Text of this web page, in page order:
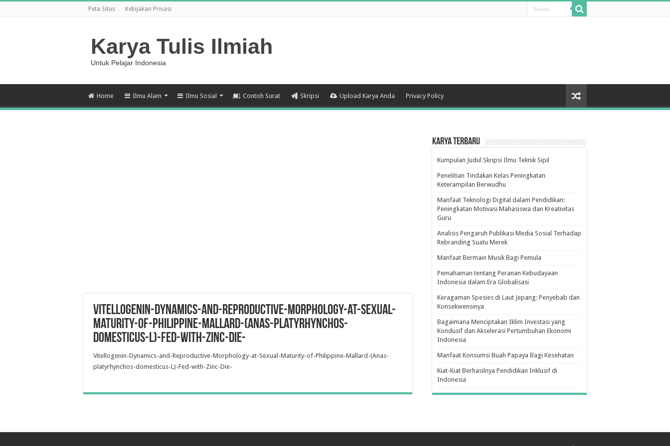
Peta Situs Kebijakan Privasi
Karya Tulis Ilmiah
Untuk Pelajar Indonesia
Home Ilmu Alam Ilmu Sosial Contoh Surat Skripsi Upload Karya Anda Privacy Policy
Vitellogenin-Dynamics-and-Reproductive-Morphology-at-Sexual-
Maturity-of-Philippine-Mallard-(Anas-platyrhynchos-
domesticus-L)-Fed-with-Zinc-Die-
Vitellogenin-Dynamics-and-Reproductive-Morphology-at-Sexual-Maturity-of-Philippine-Mallard-(Anas-
platyrhynchos-domesticus-L)-Fed-with-Zinc-Die-
Karya Terbaru
Kumpulan Judul Skripsi Ilmu Teknik Sipil
Penelitian Tindakan Kelas Peningkatan
Keterampilan Berwudhu
Manfaat Teknologi Digital dalam Pendidikan:
Peningkatan Motivasi Mahasiswa dan Kreativitas
Guru
Analisis Pengaruh Publikasi Media Sosial Terhadap
Rebranding Suatu Merek
Manfaat Bermain Musik Bagi Pemula
Pemahaman tentang Peranan Kebudayaan
Indonesia dalam Era Globalisasi
Keragaman Spesies di Laut Jepang: Penyebab dan
Konsekwensinya
Bagaimana Menciptakan Iklim Investasi yang
Kondusif dan Akselerasi Pertumbuhan Ekonomi
Indonesia
Manfaat Konsumsi Buah Papaya Bagi Kesehatan
Kiat-Kiat Berhasilnya Pendidikan Inklusif di
Indonesia